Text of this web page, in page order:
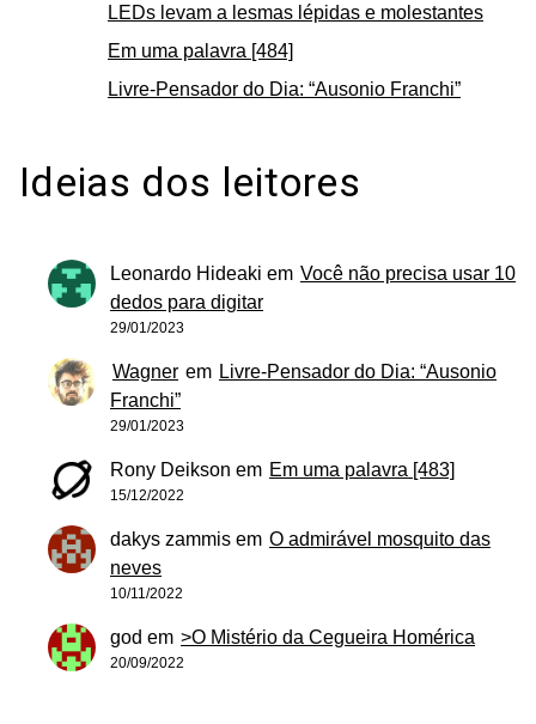
LEDs levam a lesmas lépidas e molestantes
Em uma palavra [484]
Livre-Pensador do Dia: “Ausonio Franchi”
Ideias dos leitores
Leonardo Hideaki em Você não precisa usar 10
dedos para digitar
29/01/2023
Wagner em Livre-Pensador do Dia: “Ausonio
Franchi”
29/01/2023
Rony Deikson em Em uma palavra [483]
15/12/2022
dakys zammis em O admirável mosquito das
neves
10/11/2022
god em >O Mistério da Cegueira Homérica
20/09/2022